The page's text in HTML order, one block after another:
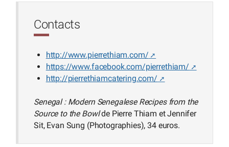
Contacts
http://www.pierrethiam.com/
https://www.facebook.com/pierrethiam/
http://pierrethiamcatering.com/
Senegal : Modern Senegalese Recipes from the
Source to the Bowlde Pierre Thiam et Jennifer
Sit, Evan Sung (Photographies), 34 euros.